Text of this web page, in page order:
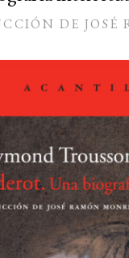
DE JOSÉ